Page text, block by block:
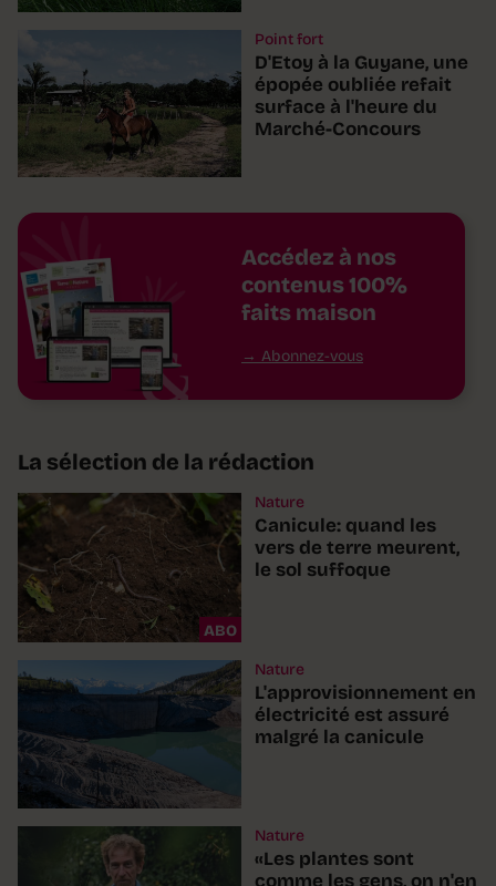
Point fort
D'Etoy à la Guyane, une
épopée oubliée refait
surface à l'heure du
Marché-Concours
Accédez à nos
contenus 100%
faits maison
Abonnez-vous
La sélection de la rédaction
ABO
Nature
Canicule: quand les
vers de terre meurent,
le sol suffoque
Nature
L'approvisionnement en
électricité est assuré
malgré la canicule
Nature
«Les plantes sont
comme les gens, on n'en